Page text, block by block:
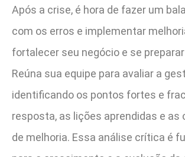
Após a crise, é hora de fazer um
com os erros e implementar
fortalecer seu negócio e se
Reúna sua equipe para avaliar a
identificando os pontos fortes e
resposta, as lições aprendidas e as
de melhoria. Essa análise crítica é